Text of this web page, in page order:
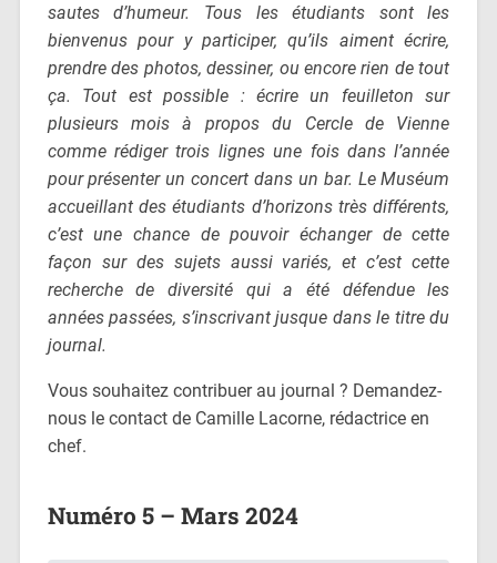
sautes d’humeur. Tous les étudiants sont les
bienvenus pour y participer, qu’ils aiment écrire,
prendre des photos, dessiner, ou encore rien de tout
ça. Tout est possible : écrire un feuilleton sur
plusieurs mois à propos du Cercle de Vienne
comme rédiger trois lignes une fois dans l’année
pour présenter un concert dans un bar. Le Muséum
accueillant des étudiants d’horizons très différents,
c’est une chance de pouvoir échanger de cette
façon sur des sujets aussi variés, et c’est cette
recherche de diversité qui a été défendue les
années passées, s’inscrivant jusque dans le titre du
journal.
Vous souhaitez contribuer au journal ? Demandez-
nous le contact de Camille Lacorne, rédactrice en
chef.
Numéro 5 – Mars 2024